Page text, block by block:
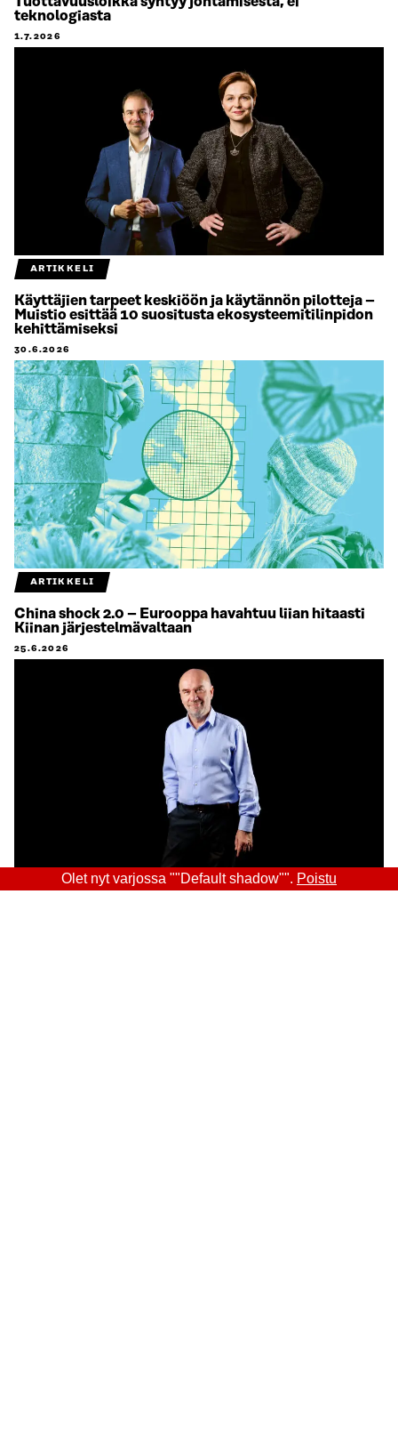
teknologiasta
1.7.2026
ARTIKKELI
Käyttäjien tarpeet keskiöön ja käytännön pilotteja –
Muistio esittää 10 suositusta ekosysteemitilinpidon
kehittämiseksi
30.6.2026
ARTIKKELI
China shock 2.0 – Eurooppa havahtuu liian hitaasti
Kiinan järjestelmävaltaan
25.6.2026
Olet nyt varjossa ""Default shadow"". Poistu